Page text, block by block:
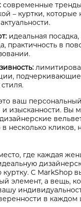
современные
– куртки, которые
идеальная
практичность в
подчеркивающие
ваш персональный
и изысканности. Вы
в несколько кликов,
где каждая
С MarkShop
элемент, а вещь,
в каждом